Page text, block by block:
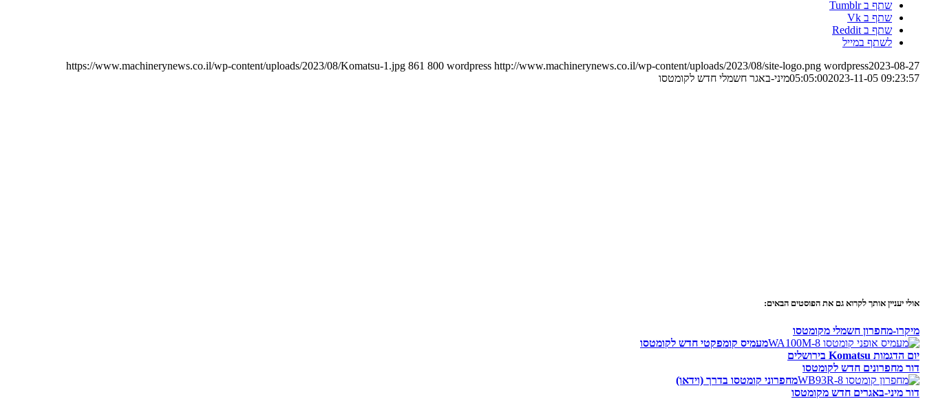
שתף ב Tumblr
שתף ב Vk
שתף ב Reddit
לשתף במייל
https://www.machinerynews.co.il/wp-content/uploads/2023/08/Komatsu-1.jpg 861 800 wordpress http://www.machinerynews.co.il/wp-content/uploads/2023/08/site-logo.png wordpress2023-08-27
05:05:002023-11-05 09:23:57 מיני-באגר חשמלי חדש לקומטסו
אולי יעניין אותך לקרוא גם את הפוסטים הבאים:
מיקרו-מחפרון חשמלי מקומטסו
מעמיס קומפקטי חדש לקומטסו
יום הדגמות Komatsu בירושלים
דור מחפרונים חדש לקומטסו
מחפרוני קומטסו בדרך (וידאו)
דור מיני-באגרים חדש מקומטסו